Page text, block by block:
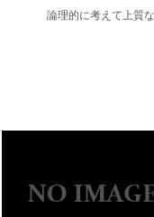
論理的に考えて上質